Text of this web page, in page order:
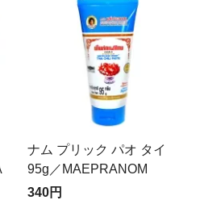
ナム プリック パオ タイ
95g／MAEPRANOM
340円